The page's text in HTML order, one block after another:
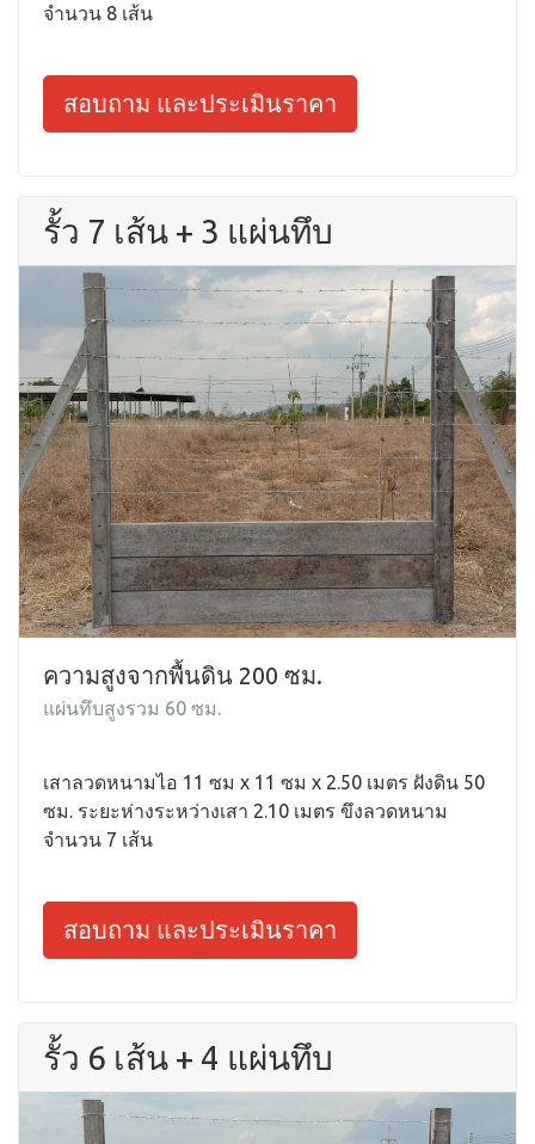
จำนวน 8 เส้น
สอบถาม และประเมินราคา
รั้ว 7 เส้น + 3 แผ่นทึบ
ความสูงจากพื้นดิน 200 ซม.
แผ่นทึบสูงรวม 60 ซม.
เสาลวดหนามไอ 11 ซม x 11 ซม x 2.50 เมตร ฝังดิน 50
ซม. ระยะห่างระหว่างเสา 2.10 เมตร ขึงลวดหนาม
จำนวน 7 เส้น
สอบถาม และประเมินราคา
รั้ว 6 เส้น + 4 แผ่นทึบ